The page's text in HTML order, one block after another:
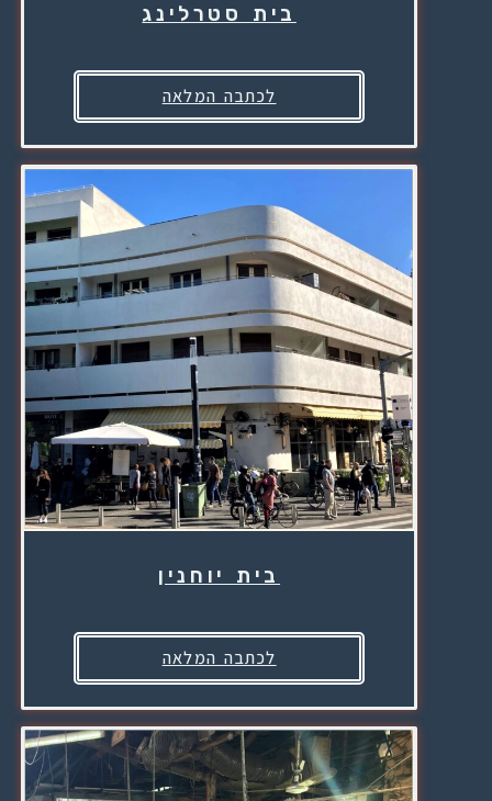
בית סטרלינג
לכתבה המלאה
בית יוחנין
לכתבה המלאה